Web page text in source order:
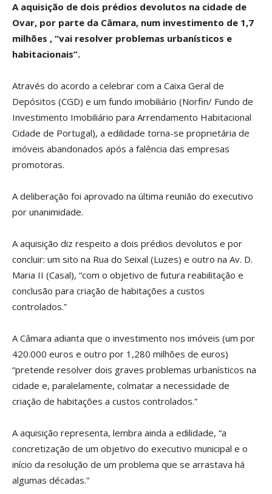
A aquisição de dois prédios devolutos na cidade de
Ovar, por parte da Câmara, num investimento de 1,7
milhões , “vai resolver problemas urbanísticos e
habitacionais”.
Através do acordo a celebrar com a Caixa Geral de
Depósitos (CGD) e um fundo imobiliário (Norfin/ Fundo de
Investimento Imobiliário para Arrendamento Habitacional
Cidade de Portugal), a edilidade torna-se proprietária de
imóveis abandonados após a falência das empresas
promotoras.
A deliberação foi aprovado na última reunião do executivo
por unanimidade.
A aquisição diz respeito a dois prédios devolutos e por
concluir: um sito na Rua do Seixal (Luzes) e outro na Av. D.
Maria II (Casal), “com o objetivo de futura reabilitação e
conclusão para criação de habitações a custos
controlados.”
A Câmara adianta que o investimento nos imóveis (um por
420.000 euros e outro por 1,280 milhões de euros)
“pretende resolver dois graves problemas urbanísticos na
cidade e, paralelamente, colmatar a necessidade de
criação de habitações a custos controlados.”
A aquisição representa, lembra ainda a edilidade, “a
concretização de um objetivo do executivo municipal e o
início da resolução de um problema que se arrastava há
algumas décadas.”